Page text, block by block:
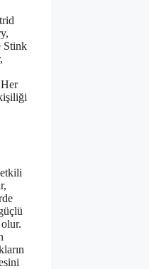
Stink